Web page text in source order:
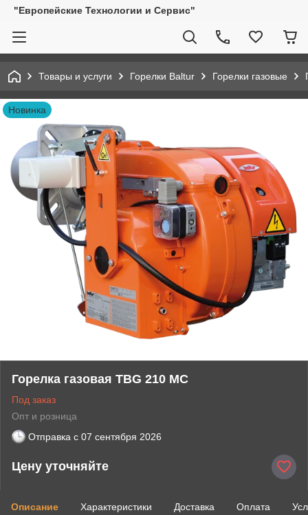
"Европейские Технологии и Сервис"
Товары и услуги Горелки Baltur Горелки газовые
Новинка
Горелка газовая TBG 210 MC
Под заказ
Опт и розница
Отправка с 07 сентября 2026
Цену уточняйте
Описание Характеристики Доставка Оплата